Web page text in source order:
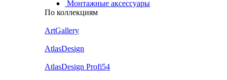
Монтажные аксессуары
По коллекциям
ArtGallery
AtlasDesign
AtlasDesign Profi54